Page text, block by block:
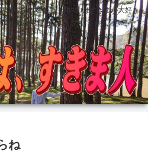
がらないすきま nassuはすきまが大好き
壮絶な記録も記録しています
ね